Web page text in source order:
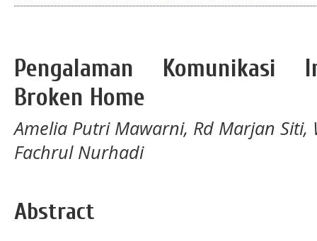
Pengalaman Komunikasi
Broken Home
Amelia Putri Mawarni, Rd Marjan
Fachrul Nurhadi
Abstract